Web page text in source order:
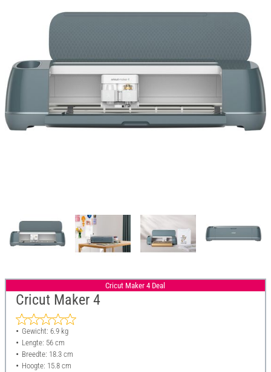
Cricut Maker 4 Deal
Cricut Maker 4
Gewicht: 6.9 kg
Lengte: 56 cm
Breedte: 18.3 cm
Hoogte: 15.8 cm